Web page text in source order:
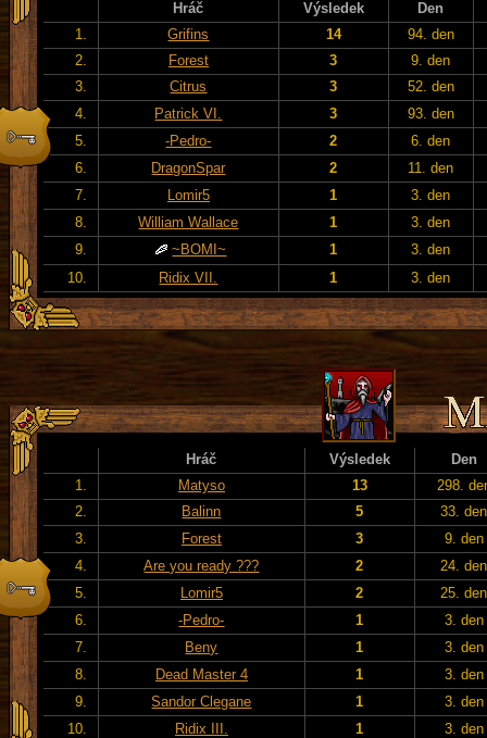
Hráč Výsledek
Den
1.
Grifins 14
94. den
2.
Forest 3
9. den
3.
Citrus 3
52. den
4.
Patrick VI. 3
93. den
5.
-Pedro- 2
6. den
6.
DragonSpar 2
11. den
7.
Lomir5 1
3. den
8.
William Wallace 1
3. den
9.
~BOMI~ 1
3. den
10.
Ridix VII. 1 3. den
Hráč Výsledek
Den
1.
Matyso 13
298.
2.
Balinn 5
33. den
3.
Forest 3
9. den
4.
Are you ready ??? 2
24. den
5.
Lomir5 2
25. den
6.
-Pedro- 1
3. den
7.
Beny 1
3. den
8.
Dead Master 4 1
3. den
9.
Sandor Clegane 1
3. den
10.
Ridix III. 1 3. den